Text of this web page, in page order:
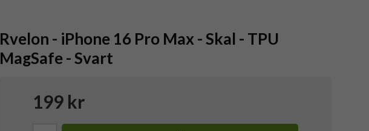
Rvelon - iPhone 16 Pro Max - Skal - TPU
MagSafe - Svart
199 kr